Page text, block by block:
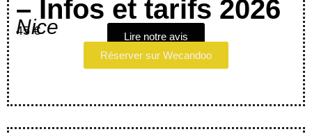
– Infos et tarifs 2026
Nice
45 €
Lire notre avis
Réserver sur Wecandoo